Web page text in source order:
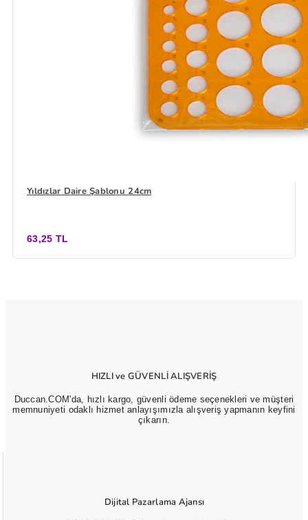
Yıldızlar Daire Şablonu 24cm
63,25 TL
HIZLI ve GÜVENLİ ALIŞVERİŞ
Duccan.COM'da, hızlı kargo, güvenli ödeme seçenekleri ve müşteri
memnuniyeti odaklı hizmet anlayışımızla alışveriş yapmanın keyfini
çıkarın.
Dijital Pazarlama Ajansı